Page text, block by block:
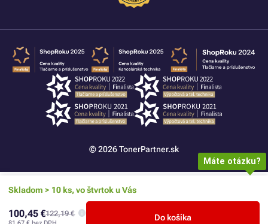
Skladom > 10 ks, vo štvrtok u Vás
100,45 €122,19 € Do košíka
© 2026 TonerPartner.sk
Máte otázku?